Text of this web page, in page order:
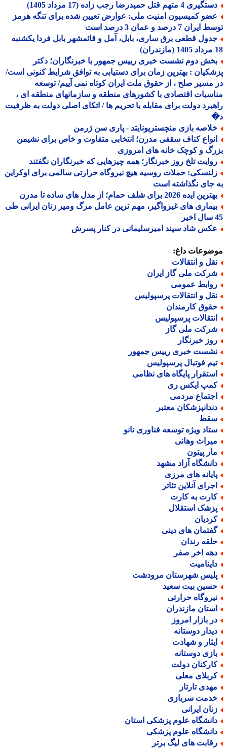
4 متهم قتل حمیدرضا رجب زاده (17 مرداد 1405)
کمیسیون امنیت ملی: عوارض تعیین شده برای تنگه هرمز
7 درصد و عمان 3 درصد است
قطعی برق ساری، بابل، آمل و قائمشهر بابل فردا یکشنبه
دوم نشست خبری رییس جمهور با خبرنگاران؛ دکتر
: بهترین زمان برای دستیابی به توافق شرایط کنونی است/
مسیر صلح ، از حقوق ملت ایران کوتاه نمی آییم/ توسعه
اقتصادی با کشورهای منطقه و سازمانهای منطقه ای ،
دولت برای مقابله با تحریم ها / اتکای اصلی دولت به ظرفیت
بازی منچستریونایتد - پاری سن ژرمن
کناف سقفی مدرن؛ انتخابی متفاوت و خاص برای نشیمن
و کوچک خانه های امروزی
تلخ روز خبرنگار؛ همه چیزهایی که خبرنگاران نگفتند
حملات روسیه هیچ نیروگاه حرارتی سالمی برای اوکراین
جای نگذاشته است
ایده 2026 برای شلف حمام؛ از مدل های ساده تا مدرن
های غیرواگیر، مهم ترین عامل مرگ ومیر زنان ایرانی طی
شاد سپند امیرسلیمانی در کنار پسرش
داغ:
و انتقالات
ملی گاز ایران
عمومی
و انتقالات پرسپولیس
کارمندان
پرسپولیس
ملی گاز
خبرنگار
خبری رییس جمهور
فوتبال پرسپولیس
پایگاه های نظامی
ایکس ری
مردمی
معتبر
ویژه توسعه فناوری نانو
وهانی
پیتون
آزاد مشهد
های مرزی
آنلاین تئاتر
به کارت
استقلال
های دینی
رندان
اخر صفر
شهرستان مرودشت
بیت سعید
حرارتی
مازندران
بازار امروز
دوستانه
و شهادت
دوستانه
دولت
معلی
تارتار
سربازی
ایرانی
علوم پزشکی استان
علوم پزشکی
های لیگ برتر